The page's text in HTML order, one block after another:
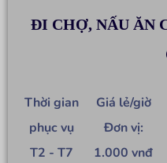
ĐI CHỢ, NẤU ĂN
Thời gian
phục vụ
T2 - T7
Giá lẻ/giờ
Đơn vị:
1.000 vnđ